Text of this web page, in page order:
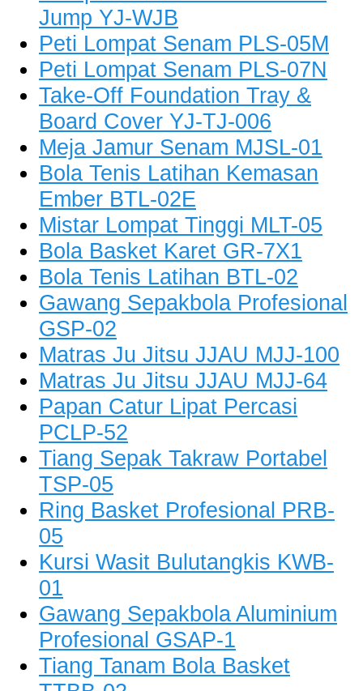
Jump YJ-WJB
Peti Lompat Senam PLS-05M
Peti Lompat Senam PLS-07N
Take-Off Foundation Tray &
Board Cover YJ-TJ-006
Meja Jamur Senam MJSL-01
Bola Tenis Latihan Kemasan
Ember BTL-02E
Mistar Lompat Tinggi MLT-05
Bola Basket Karet GR-7X1
Bola Tenis Latihan BTL-02
Gawang Sepakbola Profesional
GSP-02
Matras Ju Jitsu JJAU MJJ-100
Matras Ju Jitsu JJAU MJJ-64
Papan Catur Lipat Percasi
PCLP-52
Tiang Sepak Takraw Portabel
TSP-05
Ring Basket Profesional PRB-
05
Kursi Wasit Bulutangkis KWB-
01
Gawang Sepakbola Aluminium
Profesional GSAP-1
Tiang Tanam Bola Basket